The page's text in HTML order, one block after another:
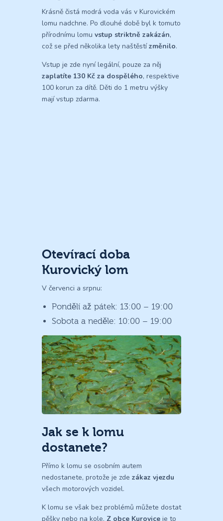
Krásně čistá modrá voda vás v Kurovickém
lomu nadchne. Po dlouhé době byl k tomuto
přírodnímu lomu vstup striktně zakázán,
což se před několika lety naštěstízměnilo.
Vstup je zde nyní legální, pouze za něj
zaplatíte 130 Kč za dospělého, respektive
100 korun za dítě. Děti do 1 metru výšky
mají vstup zdarma.
Otevírací doba
Kurovický lom
V červenci a srpnu:
Pondělí až pátek: 13:00 – 19:00
Sobota a neděle: 10:00 – 19:00
Jak se k lomu
dostanete?
Přímo k lomu se osobním autem
nedostanete, protože je zde zákaz vjezdu
všech motorových vozidel.
K lomu se však bez problémů můžete dostat
pěšky nebo na kole. Z obce Kurovice je to